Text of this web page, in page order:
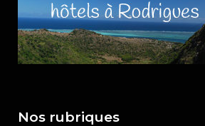
Nos rubriques